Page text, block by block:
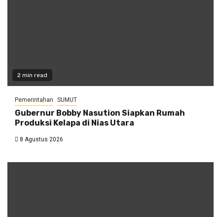
2 min read
Pemerintahan SUMUT
Gubernur Bobby Nasution Siapkan Rumah
Produksi Kelapa di Nias Utara
8 Agustus 2026